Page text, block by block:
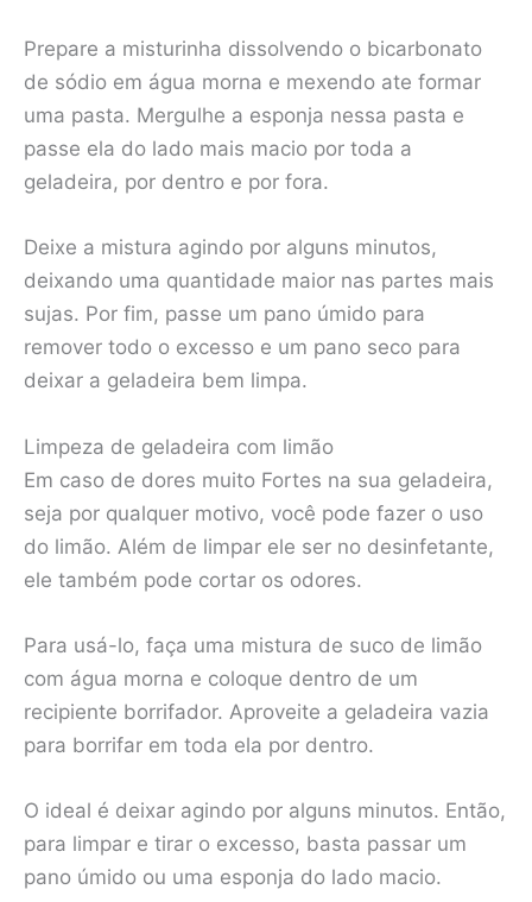
Prepare a misturinha dissolvendo o bicarbonato
de sódio em água morna e mexendo ate formar
uma pasta. Mergulhe a esponja nessa pasta e
passe ela do lado mais macio por toda a
geladeira, por dentro e por fora.
Deixe a mistura agindo por alguns minutos,
deixando uma quantidade maior nas partes mais
sujas. Por fim, passe um pano úmido para
remover todo o excesso e um pano seco para
deixar a geladeira bem limpa.
Limpeza de geladeira com limão
Em caso de dores muito Fortes na sua geladeira,
seja por qualquer motivo, você pode fazer o uso
do limão. Além de limpar ele ser no desinfetante,
ele também pode cortar os odores.
Para usá-lo, faça uma mistura de suco de limão
com água morna e coloque dentro de um
recipiente borrifador. Aproveite a geladeira vazia
para borrifar em toda ela por dentro.
O ideal é deixar agindo por alguns minutos. Então,
para limpar e tirar o excesso, basta passar um
pano úmido ou uma esponja do lado macio.